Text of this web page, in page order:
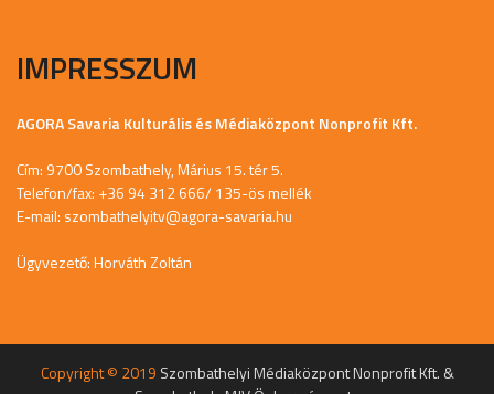
IMPRESSZUM
AGORA Savaria Kulturális és Médiaközpont Nonprofit Kft.
Cím: 9700 Szombathely, Márius 15. tér 5.
Telefon/fax: +36 94 312 666/ 135-ös mellék
E-mail: szombathelyitv@agora-savaria.hu
Ügyvezető: Horváth Zoltán
Copyright © 2019 Szombathelyi Médiaközpont Nonprofit Kft. &